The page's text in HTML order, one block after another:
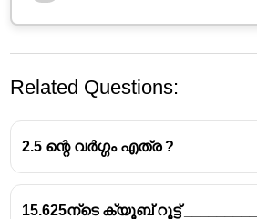
Related Questions:
2.5 ന്റെ വർഗ്ഗം എത്ര ?
15.625ന്ടെ ക്യൂബ് റൂട്ട്